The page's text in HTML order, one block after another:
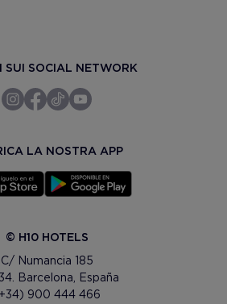
SUI SOCIAL NETWORK
LA NOSTRA APP
© H10 HOTELS
C/ Numancia 185
Barcelona, España
900 444 466